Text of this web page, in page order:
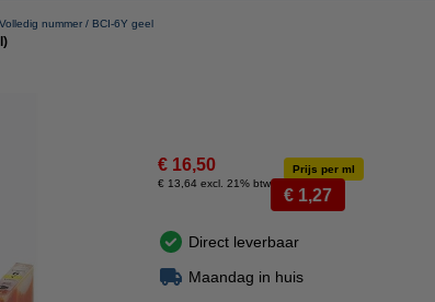
Volledig nummer BCI-6Y geel
€ 16,50
€ 13,64 excl. 21% btw
Prijs per ml
€ 1,27
Direct leverbaar
Maandag in huis